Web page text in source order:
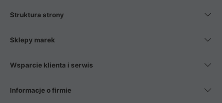
Struktura strony
Sklepy marek
Wsparcie klienta i serwis
Informacje o firmie